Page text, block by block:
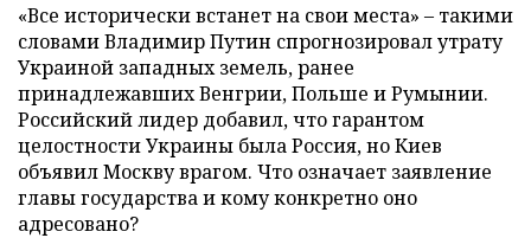
«Все исторически встанет на свои места» – такими
словами Владимир Путин спрогнозировал утрату
Украиной западных земель, ранее
принадлежавших Венгрии, Польше и Румынии.
Российский лидер добавил, что гарантом
целостности Украины была Россия, но Киев
объявил Москву врагом. Что означает заявление
главы государства и кому конкретно оно
адресовано?